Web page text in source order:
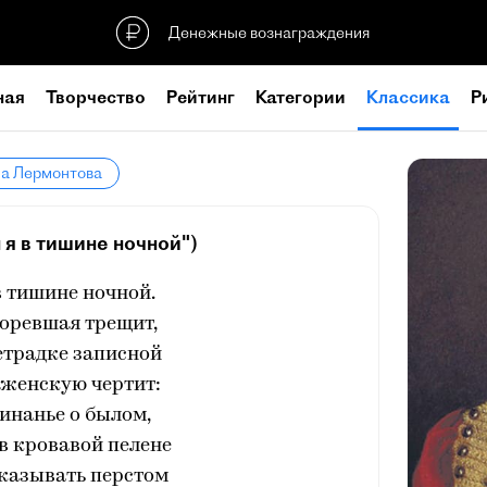
Денежные вознаграждения
Творчество Рейтинг Категории Классика
Лермонтова
в тишине ночной")
тишине ночной.
трещит,
записной
чертит:
о былом,
кровавой пелене
перстом